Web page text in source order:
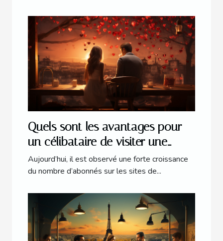
Quels sont les avantages pour
un célibataire de visiter une
plateforme web dédiée aux
rencontres amoureuses ?
Aujourd’hui, il est observé une forte croissance
du nombre d’abonnés sur les sites de...